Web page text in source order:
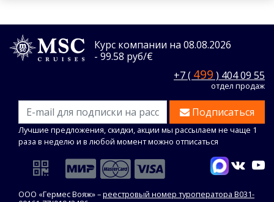
Курс компании на 08.08.2026
- 99.58 руб/€
+7 ( 499 ) 404 09 55
отдел продаж
Подписаться
Лучшие предложения, скидки, акции мы рассылаем не чаще 1
раза в неделю и в любой момент можно отписаться
ООО «Гермес Вояж» –реестровый номер туроператора В031-